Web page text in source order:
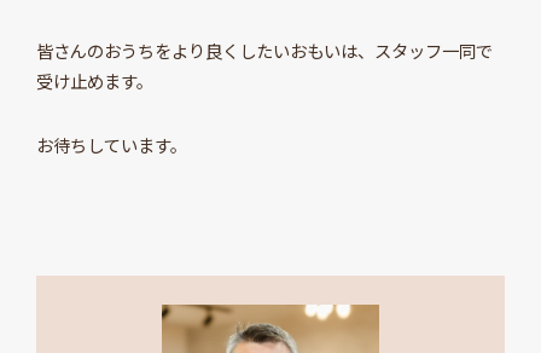
皆さんのおうちをより良くしたいおもいは、スタッフ一同で
受け止めます。
お待ちしています。